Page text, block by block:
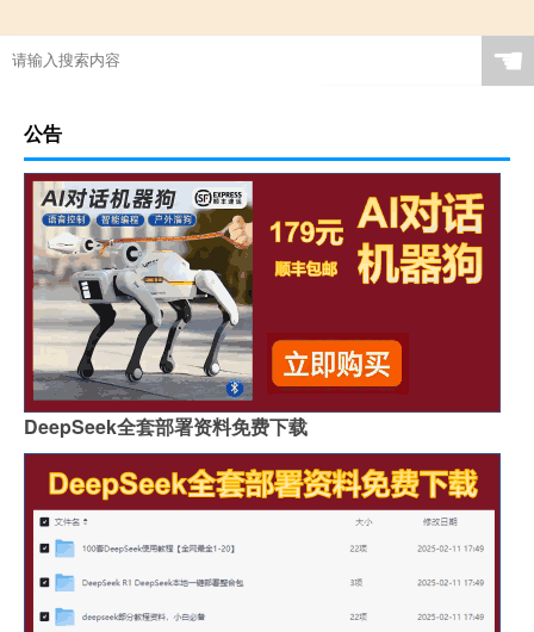
☚
公告
DeepSeek全套部署资料免费下载